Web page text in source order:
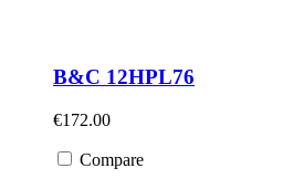
B&C 12HPL76
€172.00
Compare